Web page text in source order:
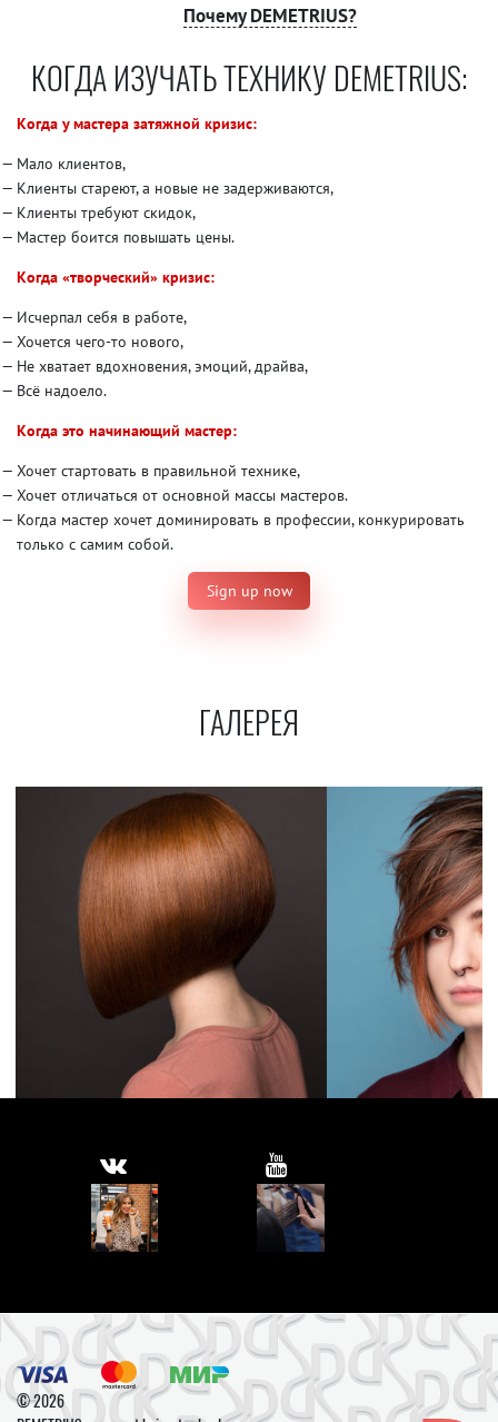
Почему DEMETRIUS?
КОГДА ИЗУЧАТЬ ТЕХНИКУ DEMETRIUS:
Когда у мастера затяжной кризис:
Мало клиентов,
Клиенты стареют, а новые не задерживаются,
Клиенты требуют скидок,
Мастер боится повышать цены.
Когда «творческий» кризис:
Исчерпал себя в работе,
Хочется чего-то нового,
Не хватает вдохновения, эмоций, драйва,
Всё надоело.
Когда это начинающий мастер:
Хочет стартовать в правильной технике,
Хочет отличаться от основной массы мастеров.
Когда мастер хочет доминировать в профессии, конкурировать
только с самим собой.
Sign up now
ГАЛЕРЕЯ
© 2026